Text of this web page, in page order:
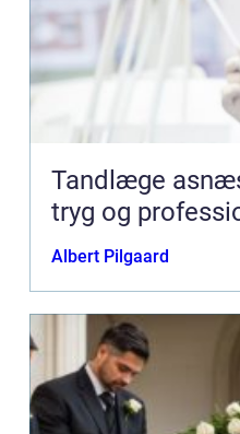
Tandlæge asnæs sådan finder
tryg og
Albert Pilgaard